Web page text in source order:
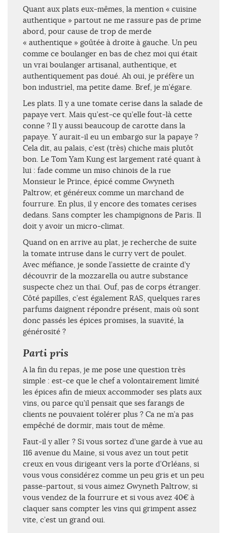
Quant aux plats eux-mêmes, la mention « cuisine
authentique » partout ne me rassure pas de prime
abord, pour cause de trop de merde
« authentique » goûtée à droite à gauche. Un peu
comme ce boulanger en bas de chez moi qui était
un vrai boulanger artisanal, authentique, et
authentiquement pas doué. Ah oui, je préfère un
bon industriel, ma petite dame. Bref, je m’égare.
Les plats. Il y a une tomate cerise dans la salade de
papaye vert. Mais qu’est-ce qu’elle fout-là cette
conne ? Il y aussi beaucoup de carotte dans la
papaye. Y aurait-il eu un embargo sur la papaye ?
Cela dit, au palais, c’est (très) chiche mais plutôt
bon. Le Tom Yam Kung est largement raté quant à
lui : fade comme un miso chinois de la rue
Monsieur le Prince, épicé comme Gwyneth
Paltrow, et généreux comme un marchand de
fourrure. En plus, il y encore des tomates cerises
dedans. Sans compter les champignons de Paris. Il
doit y avoir un micro-climat.
Quand on en arrive au plat, je recherche de suite
la tomate intruse dans le curry vert de poulet.
Avec méfiance, je sonde l’assiette de crainte d’y
découvrir de la mozzarella ou autre substance
suspecte chez un thaï. Ouf, pas de corps étranger.
Côté papilles, c’est également RAS, quelques rares
parfums daignent répondre présent, mais où sont
donc passés les épices promises, la suavité, la
générosité ?
Parti pris
A la fin du repas, je me pose une question très
simple : est-ce que le chef a volontairement limité
les épices afin de mieux accommoder ses plats aux
vins, ou parce qu’il pensait que ses farangs de
clients ne pouvaient tolérer plus ? Ca ne m’a pas
empêché de dormir, mais tout de même.
Faut-il y aller ? Si vous sortez d’une garde à vue au
116 avenue du Maine, si vous avez un tout petit
creux en vous dirigeant vers la porte d’Orléans, si
vous vous considérez comme un peu gris et un peu
passe-partout, si vous aimez Gwyneth Paltrow, si
vous vendez de la fourrure et si vous avez 40€ à
claquer sans compter les vins qui grimpent assez
vite, c’est un grand oui.